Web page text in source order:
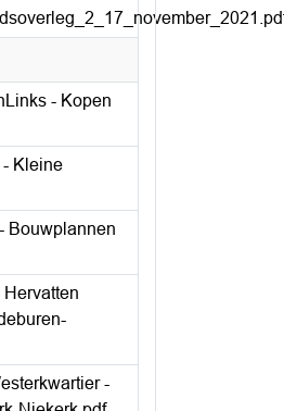
- Kopen
- Kleine
Bouwplannen
Hervatten
-